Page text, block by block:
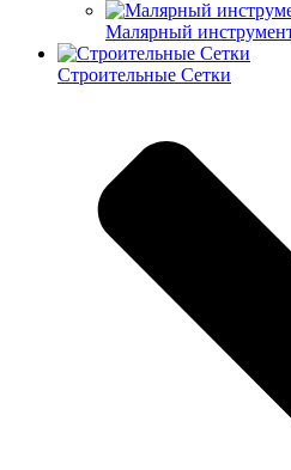
Малярный
Строительные Сетки